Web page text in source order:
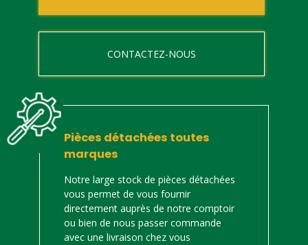
CONTACTEZ-NOUS
Pièces détachées toutes
marques
Notre large stock de pièces détachées
vous permet de vous fournir
directement auprès de notre comptoir
ou bien de nous passer commande
avec une livraison chez vous